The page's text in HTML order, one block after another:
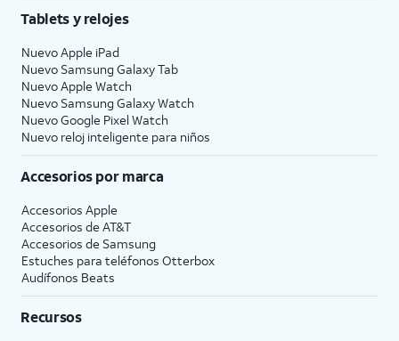
Tablets y relojes
Nuevo Apple iPad
Nuevo Samsung Galaxy Tab
Nuevo Apple Watch
Nuevo Samsung Galaxy Watch
Nuevo Google Pixel Watch
Nuevo reloj inteligente para niños
Accesorios por marca
Accesorios Apple
Accesorios de AT&T
Accesorios de Samsung
Estuches para teléfonos Otterbox
Audífonos Beats
Recursos